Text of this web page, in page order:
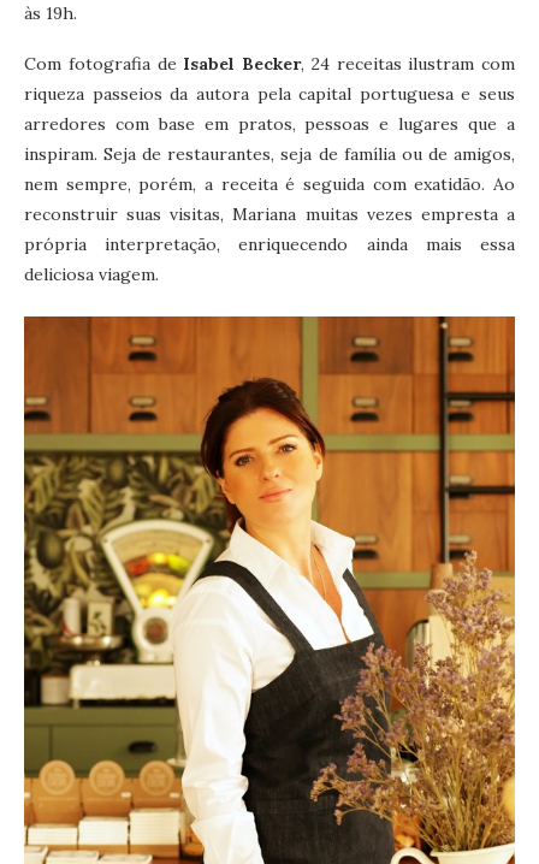
às 19h.
Com fotografia de Isabel Becker, 24 receitas ilustram com
riqueza passeios da autora pela capital portuguesa e seus
arredores com base em pratos, pessoas e lugares que a
inspiram. Seja de restaurantes, seja de família ou de amigos,
nem sempre, porém, a receita é seguida com exatidão. Ao
reconstruir suas visitas, Mariana muitas vezes empresta a
própria interpretação, enriquecendo ainda mais essa
deliciosa viagem.